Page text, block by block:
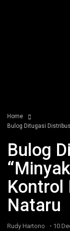
Home
Bulog Ditugasi
Bulog
Kontrol
Nataru
Rudy Hartono - 10